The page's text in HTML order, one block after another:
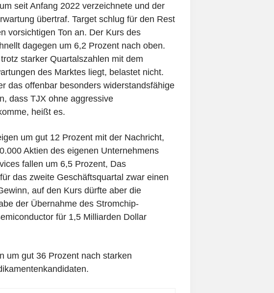
seit Anfang 2022 verzeichnete und der
übertraf. Target schlug für den Rest
vorsichtigen Ton an. Der Kurs des
dagegen um 6,2 Prozent nach oben.
starker Quartalszahlen mit dem
des Marktes liegt, belastet nicht.
das offenbar besonders widerstandsfähige
dass TJX ohne aggressive
heißt es.
um gut 12 Prozent mit der Nachricht,
Aktien des eigenen Unternehmens
fallen um 6,5 Prozent, Das
das zweite Geschäftsquartal zwar einen
auf den Kurs dürfte aber die
der Übernahme des Stromchip-
für 1,5 Milliarden Dollar
um gut 36 Prozent nach starken